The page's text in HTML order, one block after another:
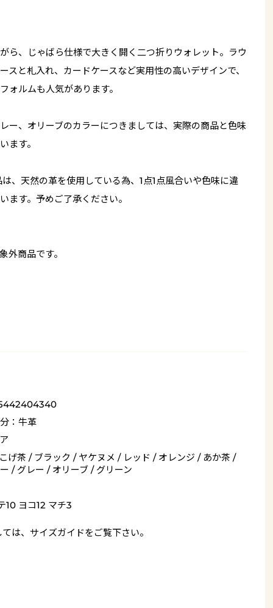
ら、じゃばら仕様で大きく開く二つ折りウォレット。ラウ
スと札入れ、カードケースなど実用性の高いデザインで、
ォルムも人気があります。
ー、オリーブのカラーにつきましては、実際の商品と色味
ます。
、天然の革を使用している為、1点1点風合いや色味に違
ます。予めご了承ください。
外商品です。
：牛革
げ茶 / ブラック / ヤケヌメ / レッド / オレンジ / あか茶 /
/ グレー / オリーブ / グリーン
10 ヨコ12 マチ3
は、 サイズガイドをご覧下さい。